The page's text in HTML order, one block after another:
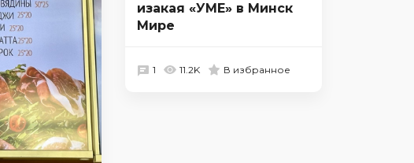
изакая «УМЕ» в Минск
Мире
1 11.2K В избранное